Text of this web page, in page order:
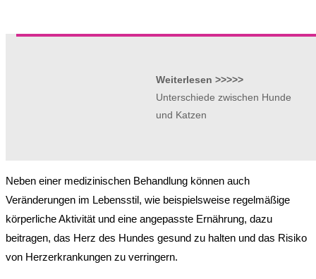
Weiterlesen >>>>>
Unterschiede zwischen Hunde
und Katzen
Neben einer medizinischen Behandlung können auch
Veränderungen im Lebensstil, wie beispielsweise regelmäßige
körperliche Aktivität und eine angepasste Ernährung, dazu
beitragen, das Herz des Hundes gesund zu halten und das Risiko
von Herzerkrankungen zu verringern.